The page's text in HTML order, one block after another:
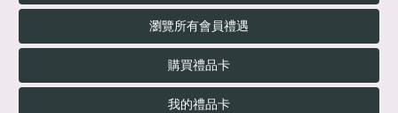
瀏覽所有會員禮遇
購買禮品卡
我的禮品卡